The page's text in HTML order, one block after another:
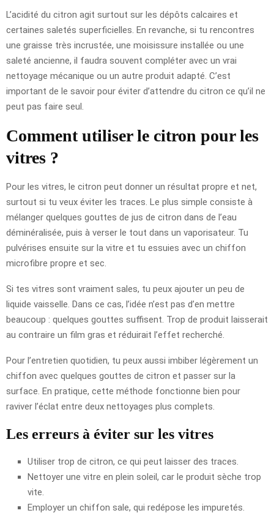
L’acidité du citron agit surtout sur les dépôts calcaires et
certaines saletés superficielles. En revanche, si tu rencontres
une graisse très incrustée, une moisissure installée ou une
saleté ancienne, il faudra souvent compléter avec un vrai
nettoyage mécanique ou un autre produit adapté. C’est
important de le savoir pour éviter d’attendre du citron ce qu’il ne
peut pas faire seul.
Comment utiliser le citron pour les
vitres ?
Pour les vitres, le citron peut donner un résultat propre et net,
surtout si tu veux éviter les traces. Le plus simple consiste à
mélanger quelques gouttes de jus de citron dans de l’eau
déminéralisée, puis à verser le tout dans un vaporisateur. Tu
pulvérises ensuite sur la vitre et tu essuies avec un chiffon
microfibre propre et sec.
Si tes vitres sont vraiment sales, tu peux ajouter un peu de
liquide vaisselle. Dans ce cas, l’idée n’est pas d’en mettre
beaucoup : quelques gouttes suffisent. Trop de produit laisserait
au contraire un film gras et réduirait l’effet recherché.
Pour l’entretien quotidien, tu peux aussi imbiber légèrement un
chiffon avec quelques gouttes de citron et passer sur la
surface. En pratique, cette méthode fonctionne bien pour
raviver l’éclat entre deux nettoyages plus complets.
Les erreurs à éviter sur les vitres
Utiliser trop de citron, ce qui peut laisser des traces.
Nettoyer une vitre en plein soleil, car le produit sèche trop
vite.
Employer un chiffon sale, qui redépose les impuretés.